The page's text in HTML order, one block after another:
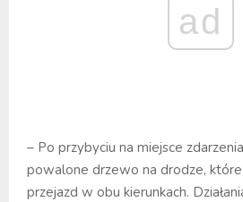
ad
– Po przybyciu na miejsce
powalone drzewo na drodze, które
przejazd w obu kierunkach.